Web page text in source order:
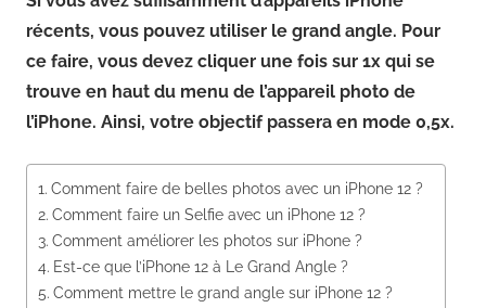
récents, vous pouvez utiliser le grand angle. Pour
ce faire, vous devez cliquer une fois sur 1x qui se
trouve en haut du menu de l’appareil photo de
l’iPhone. Ainsi, votre objectif passera en mode 0,5x.
Comment faire de belles photos avec un iPhone 12 ?
Comment faire un Selfie avec un iPhone 12 ?
Comment améliorer les photos sur iPhone ?
Est-ce que l’iPhone 12 à Le Grand Angle ?
Comment mettre le grand angle sur iPhone 12 ?